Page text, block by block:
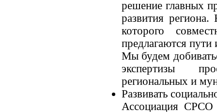
решение главных
развития
которого
предлагаются
Мы будем
экспертизы
региональных и
Развивать
Ассоциация СРСО